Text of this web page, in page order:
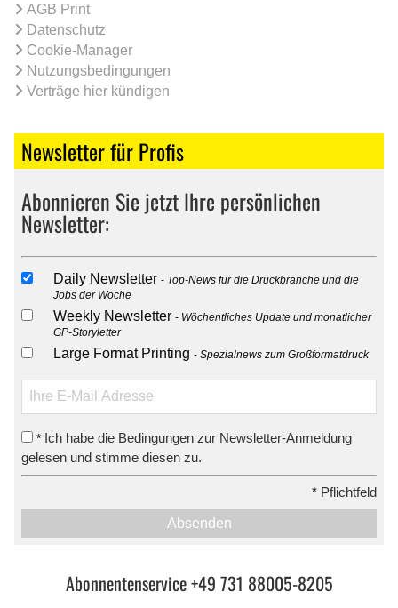
AGB Print
Datenschutz
Cookie-Manager
Nutzungsbedingungen
Verträge hier kündigen
Newsletter für Profis
Abonnieren Sie jetzt Ihre persönlichen
Newsletter:
Daily Newsletter
Top-News für die Druckbranche und die
Jobs der Woche
Weekly Newsletter
Wöchentliches Update und monatlicher
GP-Storyletter
Large Format Printing Spezialnews zum Großformatdruck
* Ich habe die Bedingungen zur Newsletter-Anmeldung
gelesen und stimme diesen zu.
* Pflichtfeld
Absenden
Abonnentenservice +49 731 88005-8205